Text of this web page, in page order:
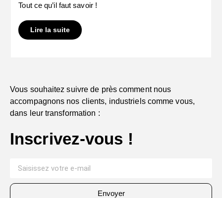
Tout ce qu’il faut savoir !
Lire la suite
Vous souhaitez suivre de près comment nous
accompagnons nos clients, industriels comme vous,
dans leur transformation :
Inscrivez-vous !
Envoyer